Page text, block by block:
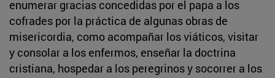
enumerar gracias concedidas por el papa a los
cofrades por la práctica de algunas obras de
misericordia, como acompañar los viáticos, visitar
y consolar a los enfermos, enseñar la doctrina
cristiana, hospedar a los peregrinos y socorrer a los